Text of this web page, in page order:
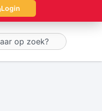
Login